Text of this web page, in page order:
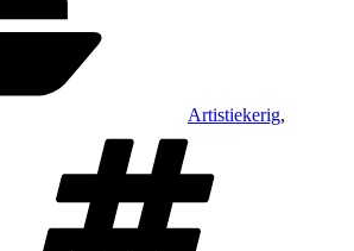
Artistiekerig,